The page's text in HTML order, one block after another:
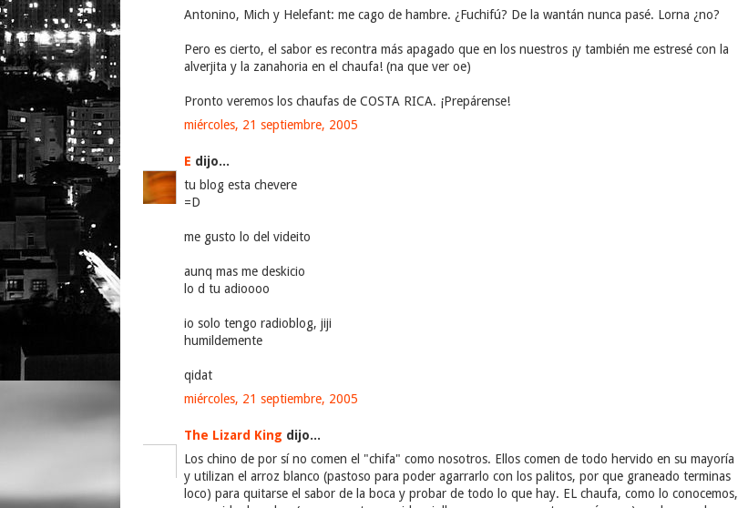
Antonino, Mich y Helefant: me cago de hambre. ¿Fuchifú? De la wantán nunca pasé. Lorna ¿no?
Pero es cierto, el sabor es recontra más apagado que en los nuestros ¡y también me estresé con la
alverjita y la zanahoria en el chaufa! (na que ver oe)
Pronto veremos los chaufas de COSTA RICA. ¡Prepárense!
miércoles, 21 septiembre, 2005
E dijo...
tu blog esta chevere
=D
me gusto lo del videito
aunq mas me deskicio
lo d tu adioooo
io solo tengo radioblog, jiji
humildemente
qidat
miércoles, 21 septiembre, 2005
The Lizard King dijo...
Los chino de por sí no comen el "chifa" como nosotros. Ellos comen de todo hervido en su mayoría
y utilizan el arroz blanco (pastoso para poder agarrarlo con los palitos, por que graneado terminas
loco) para quitarse el sabor de la boca y probar de todo lo que hay. EL chaufa, como lo conocemos,